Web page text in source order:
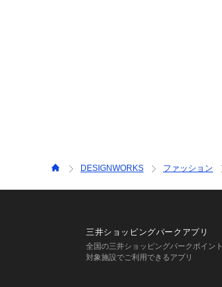
DESIGNWORKS ファッション
三井ショッピングパークアプリ
全国の三井ショッピングパークポイント
対象施設でご利用できるアプリ